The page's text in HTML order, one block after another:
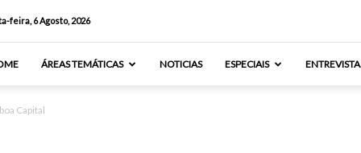
feira, 6 Agosto, 2026
ÁREAS TEMÁTICAS NOTICIAS ESPECIAIS
Capital